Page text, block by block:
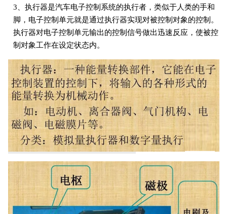
3、执行器是汽车电子控制系统的执行者，类似于人类的手和
脚，电子控制单元就是通过执行器实现对被控制对象的控制。
执行器对电子控制单元输出的控制信号做出迅速反应，使被控
制对象工作在设定状态内。